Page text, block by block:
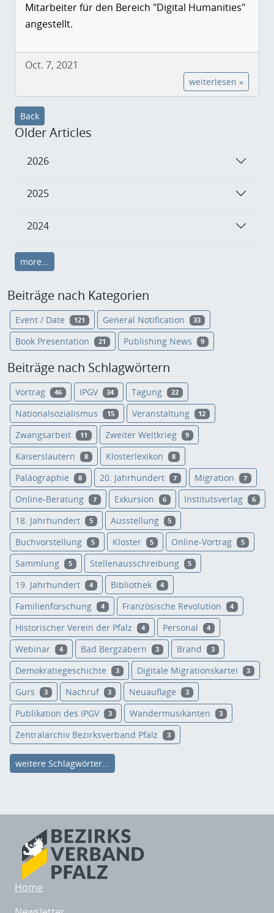
Mitarbeiter für den Bereich "Digital Humanities"
angestellt.
Oct. 7, 2021
weiterlesen »
Back
Older Articles
2026
2025
2024
more...
Beiträge nach Kategorien
Event / Date 121 General Notification 33
Book Presentation 21 Publishing News 9
Beiträge nach Schlagwörtern
Vortrag 46 IPGV 34 Tagung 22
Nationalsozialismus 15 Veranstaltung 12
Zwangsarbeit 11 Zweiter Weltkrieg 9
Kaiserslautern 8 Klosterlexikon 8
Paläographie 8 20. Jahrhundert 7 Migration 7
Online-Beratung 7 Exkursion 6 Institutsverlag 6
18. Jahrhundert 5 Ausstellung 5
Buchvorstellung 5 Kloster 5 Online-Vortrag 5
Sammlung 5 Stellenausschreibung 5
19. Jahrhundert 4 Bibliothek 4
Familienforschung 4 Französische Revolution 4
Historischer Verein der Pfalz 4 Personal 4
Webinar 4 Bad Bergzabern 3 Brand 3
Demokratiegeschichte 3 Digitale Migrationskartei 3
Gurs 3 Nachruf 3 Neuauflage 3
Publikation des IPGV 3 Wandermusikanten 3
Zentralarchiv Bezirksverband Pfalz 3
weitere Schlagwörter...
Home